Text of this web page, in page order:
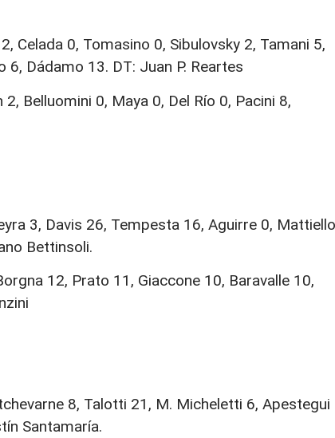
Celada 0, Tomasino 0, Sibulovsky 2, Tamani 5,
Dádamo 13. DT: Juan P. Reartes
Belluomini 0, Maya 0, Del Río 0, Pacini 8,
3, Davis 26, Tempesta 16, Aguirre 0, Mattiello
Bettinsoli.
12, Prato 11, Giaccone 10, Baravalle 10,
8, Talotti 21, M. Micheletti 6, Apestegui
Santamaría.